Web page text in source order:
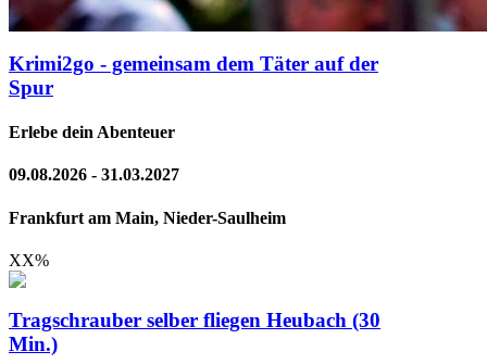
Krimi2go - gemeinsam dem Täter auf der
Spur
Erlebe dein Abenteuer
09.08.2026 - 31.03.2027
Frankfurt am Main, Nieder-Saulheim
XX%
Tragschrauber selber fliegen Heubach (30
Min.)